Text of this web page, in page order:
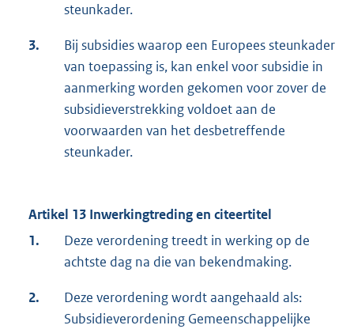
steunkader.
3.
Bij subsidies waarop een Europees steunkader
van toepassing is, kan enkel voor subsidie in
aanmerking worden gekomen voor zover de
subsidieverstrekking voldoet aan de
voorwaarden van het desbetreffende
steunkader.
Artikel 13 Inwerkingtreding en citeertitel
1.
Deze verordening treedt in werking op de
achtste dag na die van bekendmaking.
2.
Deze verordening wordt aangehaald als:
Subsidieverordening Gemeenschappelijke